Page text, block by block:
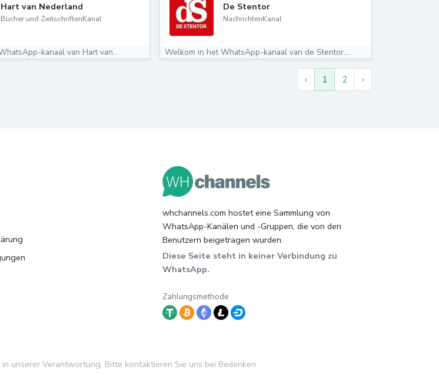
Hart van Nederland
Bücher und ZeitschriftenKanal
kanaal van Hart van...
De Stentor
NachrichtenKanal
Welkom in het WhatsApp-kanaal van de Stentor....
‹ 1 2 ›
whchannels.com hostet eine Sammlung von
WhatsApp-Kanälen und -Gruppen, die von den
Benutzern beigetragen wurden.
Diese Seite steht in keiner Verbindung zu
WhatsApp.
Zahlungsmethode
unserer Verantwortung. Bitte kontaktieren Sie uns bei Bedenken.